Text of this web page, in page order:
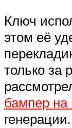
Ключ
этом её
только за
бампер на
генерации.